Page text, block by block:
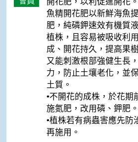
魚精開花肥以新鮮海魚
肥，純磷鉀速效有機質
植株，且容易被吸收利
成、開花持久，提高果
又能刺激根部強健生長
力，防止土壤老化，並
土質。
•不開花的成株，於花期
施氮肥，改用磷、鉀肥。
•植株若有病蟲害應先防
再施用。